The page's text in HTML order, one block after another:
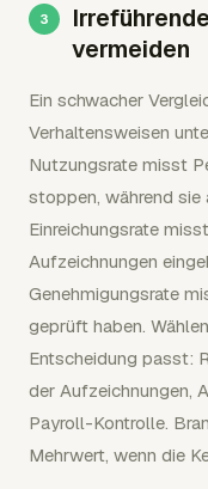
vermeiden
Ein schwacher
Verhaltensweisen
Nutzungsrate misst
stoppen, während sie
Einreichungsrate
Aufzeichnungen
Genehmigungsrate
geprüft haben.
Entscheidung passt:
der Aufzeichnungen,
Payroll-Kontrolle.
Mehrwert, wenn die